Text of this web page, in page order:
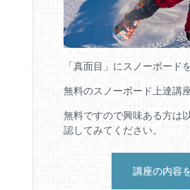
「真面目」にスノーボード
無料のスノーボード上達講
無料ですので興味ある方は
認してみてください。
講座の内容